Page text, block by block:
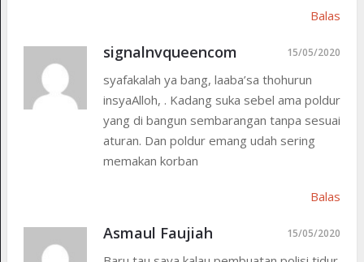
Balas
signalnvqueencom 15/05/2020
syafakalah ya bang, laaba’sa thohurun
insyaAlloh, . Kadang suka sebel ama poldur
yang di bangun sembarangan tanpa sesuai
aturan. Dan poldur emang udah sering
memakan korban
Balas
Asmaul Faujiah 15/05/2020